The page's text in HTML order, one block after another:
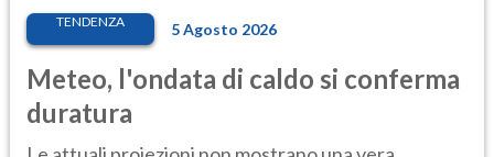
TENDENZA 5 Agosto 2026
Meteo, l'ondata di caldo si conferma
duratura